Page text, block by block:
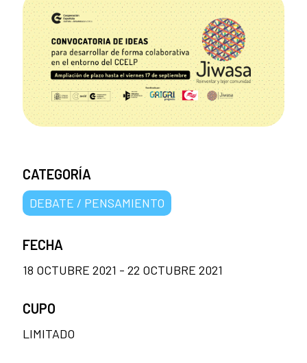
CATEGORÍA
DEBATE / PENSAMIENTO
FECHA
18 OCTUBRE 2021 - 22 OCTUBRE 2021
CUPO
LIMITADO